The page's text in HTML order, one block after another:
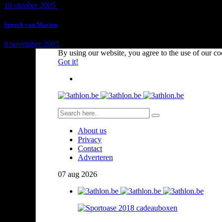
18 oktober 2005
Speech van Marino
8 november 2005
By using our website, you agree to the use of our
Got it!
About us
Privacy
Contact
Adverteren
07 aug 2026